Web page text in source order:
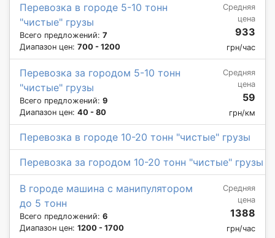
Перевозка в городе 5-10 тонн
"чистые" грузы
Всего предложений: 7
Диапазон цен: 700 - 1200
Средняя
цена
933
грн/час
Перевозка за городом 5-10 тонн
"чистые" грузы
Всего предложений: 9
Диапазон цен: 40 - 80
Средняя
цена
59
грн/км
Перевозка в городе 10-20 тонн "чистые" грузы
Перевозка за городом 10-20 тонн "чистые" грузы
В городе машина с манипулятором
до 5 тонн
Всего предложений: 6
Диапазон цен: 1200 - 1700
Средняя
цена
1388
грн/час